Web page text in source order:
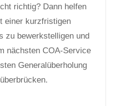
richtig? Dann helfen
einer kurzfristigen
zu bewerkstelligen und
nächsten COA-Service
Generalüberholung